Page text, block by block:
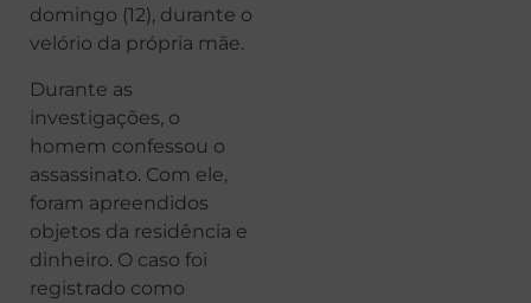
domingo (12), durante o
velório da própria mãe.
Durante as
investigações, o
homem confessou o
assassinato. Com ele,
foram apreendidos
objetos da residência e
dinheiro. O caso foi
registrado como